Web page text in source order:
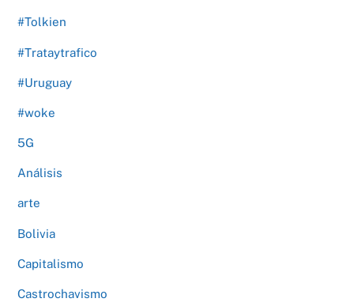
#Tolkien
#Trataytrafico
#Uruguay
#woke
5G
Análisis
arte
Bolivia
Capitalismo
Castrochavismo